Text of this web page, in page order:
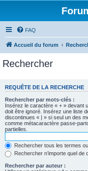
FAQ
Accueil du forum
Rechercher
REQUÊTE DE LA RECHERCHE
Rechercher par mots-clés :
Insérez le caractère « + » devant
doit être ignoré. Insérez une liste
discontinues « | » si seul un des
comme métacaractère passe-
partielles.
Rechercher tous les termes
Rechercher n’importe quel de
Rechercher par auteur :